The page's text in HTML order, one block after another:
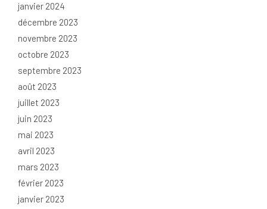
janvier 2024
décembre 2023
novembre 2023
octobre 2023
septembre 2023
août 2023
juillet 2023
juin 2023
mai 2023
avril 2023
mars 2023
février 2023
janvier 2023